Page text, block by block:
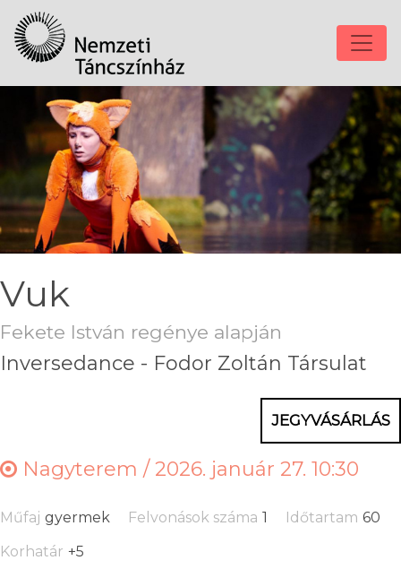
Vuk
Fekete István regénye alapján
Inversedance - Fodor Zoltán Társulat
JEGYVÁSÁRLÁS
Nagyterem /2026. január 27. 10:30
Műfaj gyermek Felvonások száma 1 Időtartam 60
Korhatár +5